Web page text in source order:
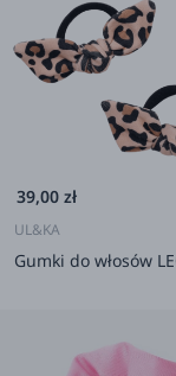
39,00 zł
UL&KA
Gumki do włosów